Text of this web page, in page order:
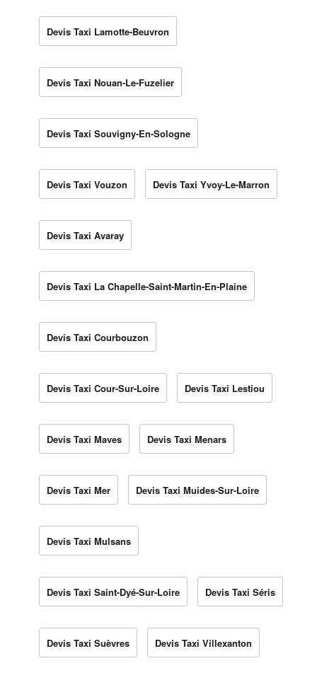
Devis Taxi Lamotte-Beuvron
Devis Taxi Nouan-Le-Fuzelier
Devis Taxi Souvigny-En-Sologne
Devis Taxi Vouzon Devis Taxi Yvoy-Le-Marron
Devis Taxi Avaray
Devis Taxi La Chapelle-Saint-Martin-En-Plaine
Devis Taxi Courbouzon
Devis Taxi Cour-Sur-Loire Devis Taxi Lestiou
Devis Taxi Maves Devis Taxi Menars
Devis Taxi Mer Devis Taxi Muides-Sur-Loire
Devis Taxi Mulsans
Devis Taxi Saint-Dyé-Sur-Loire Devis Taxi Séris
Devis Taxi Suèvres Devis Taxi Villexanton